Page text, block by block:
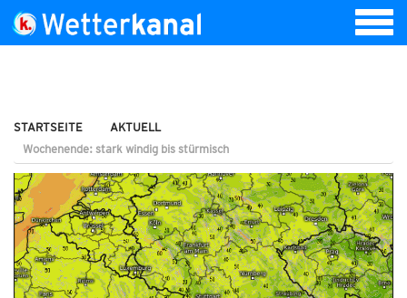
STARTSEITE
AKTUELL
Wochenende: stark windig bis stürmisch